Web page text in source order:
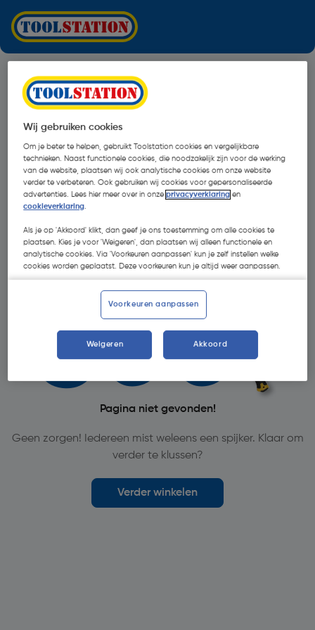
Oops!
Pagina niet gevonden!
Geen zorgen! Iedereen mist weleens een spijker. Klaar om
verder te klussen?
Verder winkelen
Wij gebruiken cookies
Om je beter te helpen, gebruikt Toolstation cookies en vergelijkbare
technieken. Naast functionele cookies, die noodzakelijk zijn voor de werking
van de website, plaatsen wij ook analytische cookies om onze website
verder te verbeteren. Ook gebruiken wij cookies voor gepersonaliseerde
advertenties. Lees hier meer over in onzeprivacyverklaring en
cookieverklaring.
Als je op 'Akkoord' klikt, dan geef je ons toestemming om alle cookies te
plaatsen. Kies je voor 'Weigeren', dan plaatsen wij alleen functionele en
analytische cookies. Via 'Voorkeuren aanpassen' kun je zelf instellen welke
cookies worden geplaatst. Deze voorkeuren kun je altijd weer aanpassen.
Voorkeuren aanpassen
Weigeren Akkoord